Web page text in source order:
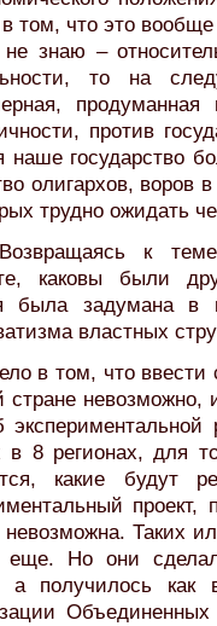
том, что это
не знаю –
то на
продуманная
против
наше государство
олигархов, воров
трудно ожидать
Возвращаясь к
каковы были
была задумана в
властных
в том, что ввести
стране невозможно,
в 8 регионах, для
какие будут
невозможна. Таких
еще. Но они
а получилось как